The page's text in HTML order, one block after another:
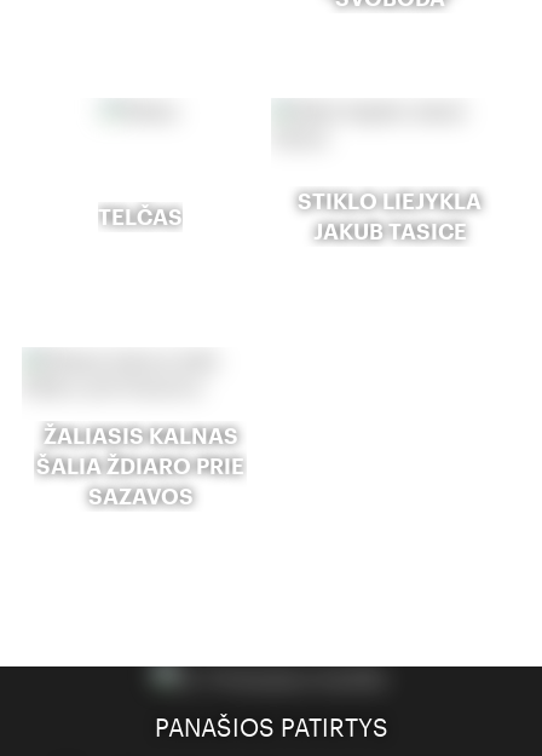
TELČAS
STIKLO LIEJYKLA
JAKUB TASICE
ŽALIASIS KALNAS
ŠALIA ŽDIARO PRIE
SAZAVOS
PANAŠIOS PATIRTYS